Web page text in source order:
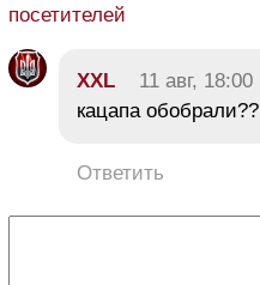
посетителей
XXL 11 авг, 18:00
кацапа обобрали??
Ответить